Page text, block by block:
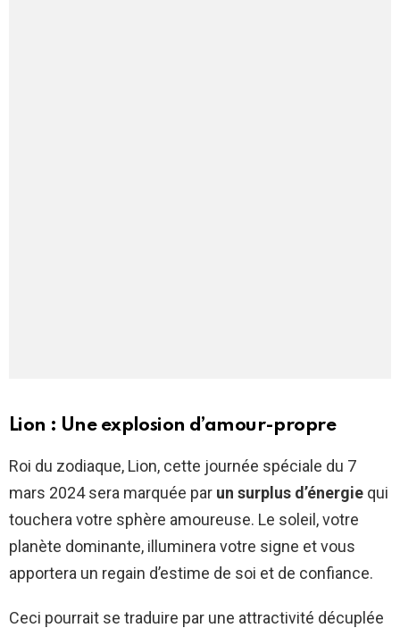
Lion : Une explosion d’amour-propre
Roi du zodiaque, Lion, cette journée spéciale du 7
mars 2024 sera marquée par un surplus d’énergie qui
touchera votre sphère amoureuse. Le soleil, votre
planète dominante, illuminera votre signe et vous
apportera un regain d’estime de soi et de confiance.
Ceci pourrait se traduire par une attractivité décuplée